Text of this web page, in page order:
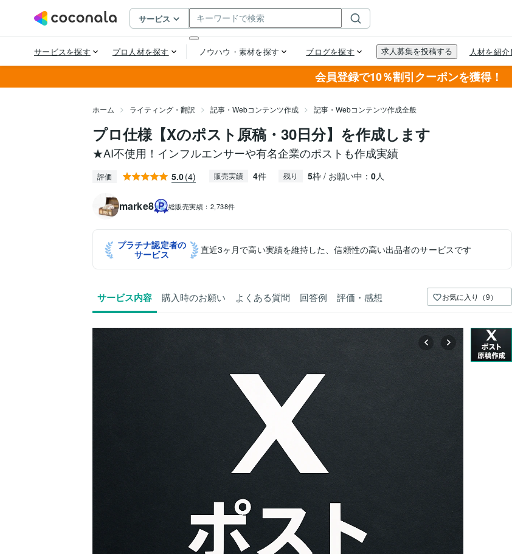
会員登録で10％割引クーポンを獲得！
ホーム ライティング・翻訳 記事・Webコンテンツ作成 記事・Webコンテンツ作成全般
プロ仕様【Xのポスト原稿・30日分】を作成します
★AI不使用！インフルエンサーや有名企業のポストも作成実績
評価 5.0(4) 販売実績 4件 残り 5枠 / お願い中： 0人
marke8 総販売実績： 2,738件
プラチナ認定者の
サービス
直近3ヶ月で高い実績を維持した、信頼性の高い出品者のサービスです
サービス内容 購入時のお願い よくある質問 回答例 評価・感想 お気に入り（9）